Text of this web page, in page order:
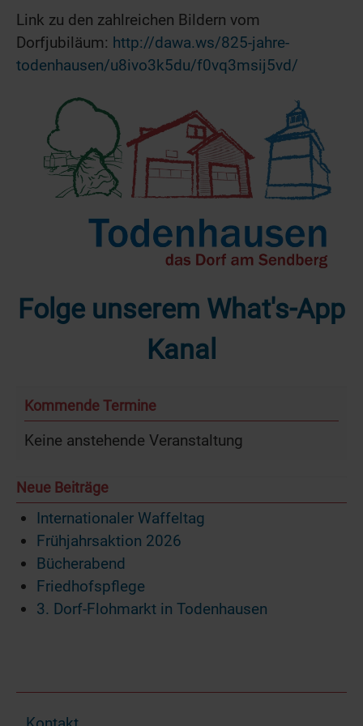
Link zu den zahlreichen Bildern vom
Dorfjubiläum: http://dawa.ws/825-jahre-
todenhausen/u8ivo3k5du/f0vq3msij5vd/
Folge unserem What's-App
Kanal
Kommende Termine
Keine anstehende Veranstaltung
Neue Beiträge
Internationaler Waffeltag
Frühjahrsaktion 2026
Bücherabend
Friedhofspflege
3. Dorf-Flohmarkt in Todenhausen